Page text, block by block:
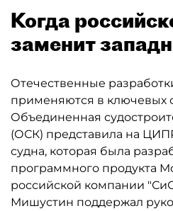
Когда
заменит
Отечественные
применяются в ключевых
Объединенная
(ОСК) представила на
судна, которая была
программного продукта
российской компании
Мишустин поддержал